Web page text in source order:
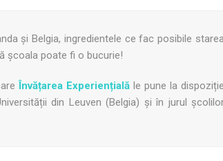
și Belgia, ingredientele ce fac posibile
școala poate fi o bucurie!
Învățarea Experiențială le pune la dispoziție
din Leuven (Belgia) și în jurul